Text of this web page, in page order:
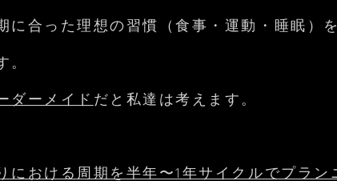
に合った理想の習慣（食事・運動・睡眠）
ダーメイド だと私達は考えます。
における周期を半年〜1年サイクルでプラン